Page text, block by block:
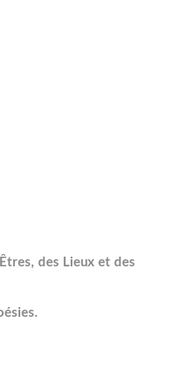
des Lieux et des